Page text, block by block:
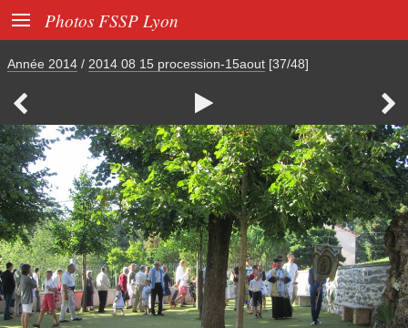
 Photos FSSP Lyon
Année 2014 / 2014 08 15 procession-15aout [37/48]
  